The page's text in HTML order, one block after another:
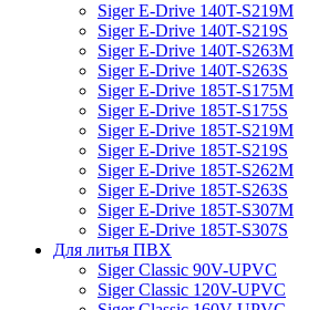
Siger E-Drive 140T-S219M
Siger E-Drive 140T-S219S
Siger E-Drive 140T-S263M
Siger E-Drive 140T-S263S
Siger E-Drive 185T-S175M
Siger E-Drive 185T-S175S
Siger E-Drive 185T-S219M
Siger E-Drive 185T-S219S
Siger E-Drive 185T-S262M
Siger E-Drive 185T-S263S
Siger E-Drive 185T-S307M
Siger E-Drive 185T-S307S
Для литья ПВХ
Siger Classic 90V-UPVC
Siger Classic 120V-UPVC